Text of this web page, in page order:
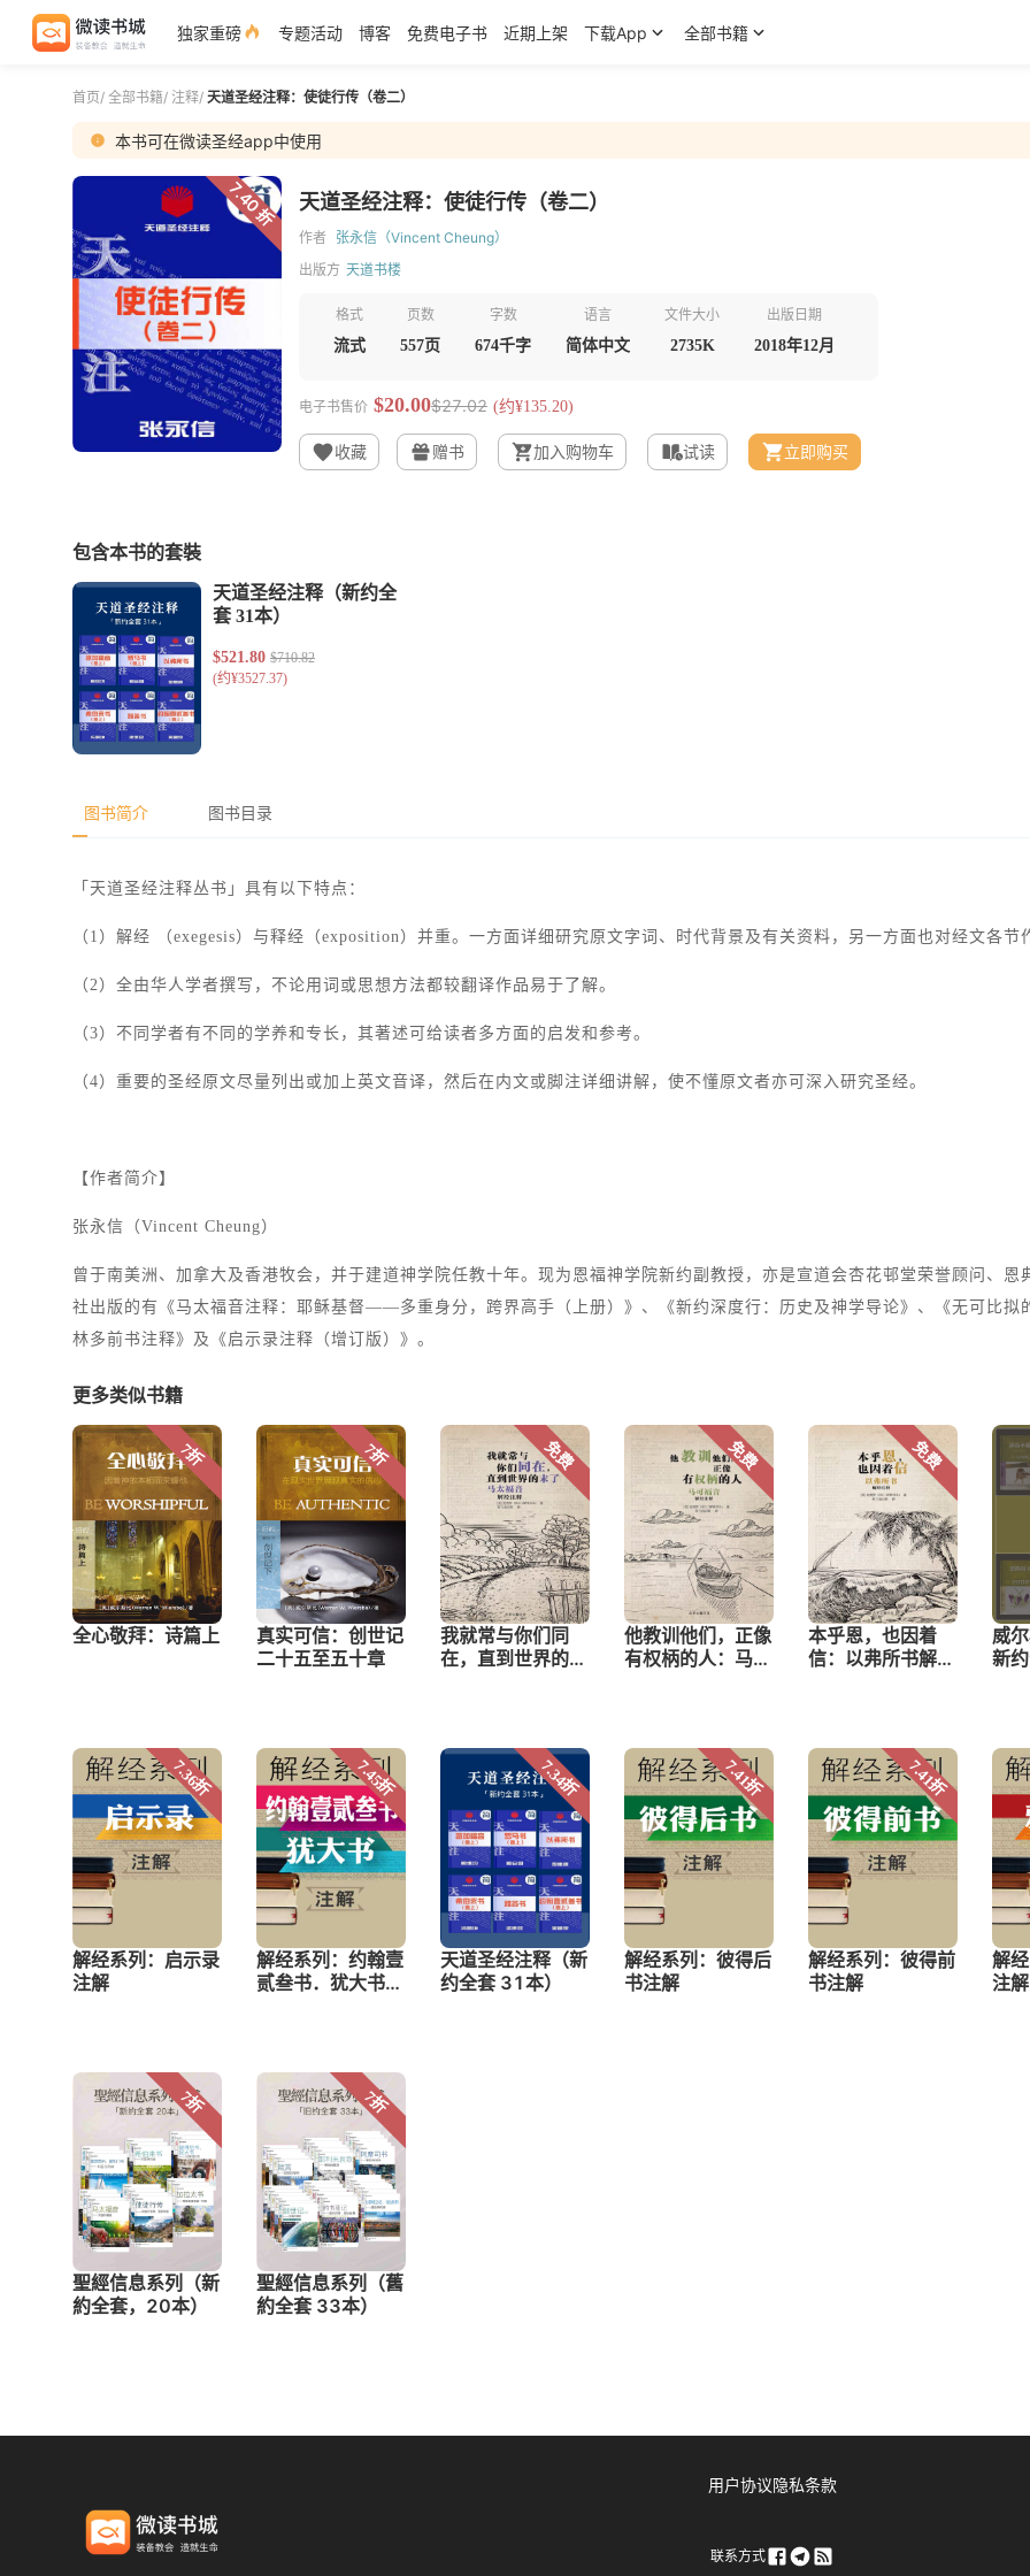
独家重磅 专题活动 博客 免费电子书 近期上架 下载App 全部书籍
首页/ 全部书籍/ 注释/ 天道圣经注释：使徒行传（卷二）
本书可在微读圣经app中使用
7.40 折 天道圣经注释：使徒行传（卷二）
作者 张永信（Vincent Cheung）
出版方 天道书楼
格式
流式
页数
557页
字数
674千字
语言
简体中文
文件大小
2735K
出版日期
2018年12月
电子书售价 $20.00$27.02 (约¥135.20)
收藏 赠书 加入购物车 试读 立即购买
包含本书的套裝
图书简介 图书目录
「天道圣经注释丛书」具有以下特点：
（1）解经 （exegesis）与释经（exposition）并重。一方面详细研究原文字词、时代背景及有关资料，另一方面也对经文各节
（2）全由华人学者撰写，不论用词或思想方法都较翻译作品易于了解。
（3）不同学者有不同的学养和专长，其著述可给读者多方面的启发和参考。
（4）重要的圣经原文尽量列出或加上英文音译，然后在内文或脚注详细讲解，使不懂原文者亦可深入研究圣经。
【作者简介】
张永信（Vincent Cheung）
曾于南美洲、加拿大及香港牧会，并于建道神学院任教十年。现为恩福神学院新约副教授，亦是宣道会杏花邨堂荣誉顾问、
社出版的有《马太福音注释：耶稣基督——多重身分，跨界高手（上册）》、《新约深度行：历史及神学导论》、《无可比拟
林多前书注释》及《启示录注释（增订版）》。
更多类似书籍
用户协议隐私条款
联系方式